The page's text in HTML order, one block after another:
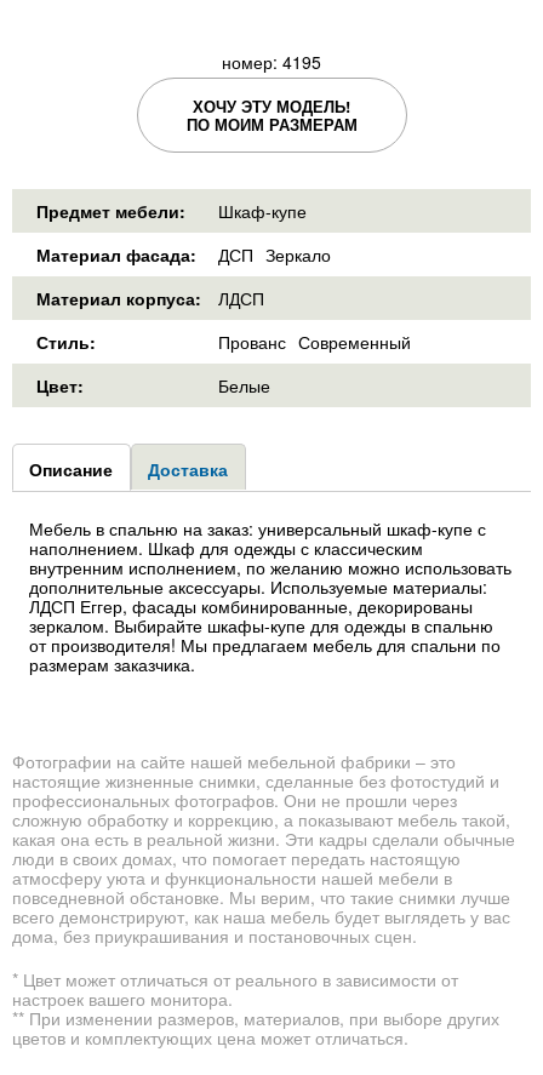
номер: 4195
ХОЧУ ЭТУ МОДЕЛЬ!
ПО МОИМ РАЗМЕРАМ
Предмет мебели:
Шкаф-купе
Материал фасада:
ДСП Зеркало
Материал корпуса:
ЛДСП
Стиль:
Прованс Современный
Цвет:
Белые
Group1
Описание (активная
вкладка)
Доставка
Мебель в спальню на заказ: универсальный шкаф-купе с
наполнением. Шкаф для одежды с классическим
внутренним исполнением, по желанию можно использовать
дополнительные аксессуары. Используемые материалы:
ЛДСП Еггер, фасады комбинированные, декорированы
зеркалом. Выбирайте шкафы-купе для одежды в спальню
от производителя! Мы предлагаем мебель для спальни по
размерам заказчика.
Фотографии на сайте нашей мебельной фабрики – это
настоящие жизненные снимки, сделанные без фотостудий и
профессиональных фотографов. Они не прошли через
сложную обработку и коррекцию, а показывают мебель такой,
какая она есть в реальной жизни. Эти кадры сделали обычные
люди в своих домах, что помогает передать настоящую
атмосферу уюта и функциональности нашей мебели в
повседневной обстановке. Мы верим, что такие снимки лучше
всего демонстрируют, как наша мебель будет выглядеть у вас
дома, без приукрашивания и постановочных сцен.
* Цвет может отличаться от реального в зависимости от
настроек вашего монитора.
** При изменении размеров, материалов, при выборе других
цветов и комплектующих цена может отличаться.